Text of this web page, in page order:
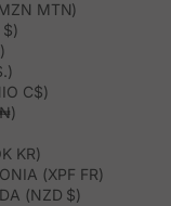
MTN)
$)
C$)
KR)
(XPF FR)
(NZD $)